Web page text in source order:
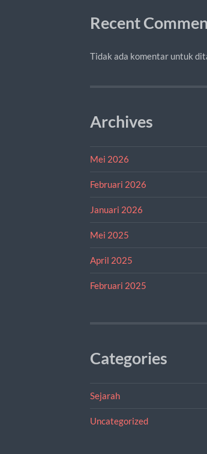
Recent
Tidak ada komentar untuk
Archives
Mei 2026
Februari 2026
Januari 2026
Mei 2025
April 2025
Februari 2025
Categories
Sejarah
Uncategorized